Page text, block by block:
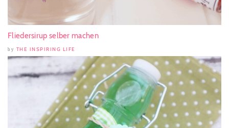
Fliedersirup selber machen
by THE INSPIRING LIFE